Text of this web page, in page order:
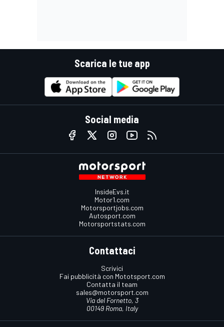
Scarica le tue app
Social media
InsideEvs.it
Motor1.com
Motorsportjobs.com
Autosport.com
Motorsportstats.com
Contattaci
Scrivici
Fai pubblicità con Mototsport.com
Contatta il team
sales@motorsport.com
Via del Fornetto, 3
00149 Roma, Italy